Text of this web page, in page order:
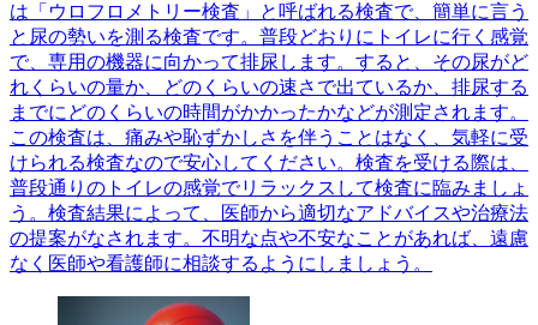
は「ウロフロメトリー検査」と呼ばれる検査で、簡単に言う
と尿の勢いを測る検査です。普段どおりにトイレに行く感覚
で、専用の機器に向かって排尿します。すると、その尿がど
れくらいの量か、どのくらいの速さで出ているか、排尿する
までにどのくらいの時間がかかったかなどが測定されます。
この検査は、痛みや恥ずかしさを伴うことはなく、気軽に受
けられる検査なので安心してください。検査を受ける際は、
普段通りのトイレの感覚でリラックスして検査に臨みましょ
う。検査結果によって、医師から適切なアドバイスや治療法
の提案がなされます。不明な点や不安なことがあれば、遠慮
なく医師や看護師に相談するようにしましょう。